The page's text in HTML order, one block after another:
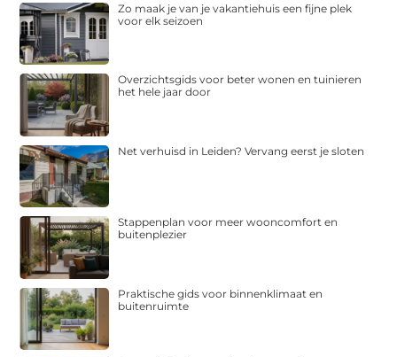
Zo maak je van je vakantiehuis een fijne plek
voor elk seizoen
Overzichtsgids voor beter wonen en tuinieren
het hele jaar door
Net verhuisd in Leiden? Vervang eerst je sloten
Stappenplan voor meer wooncomfort en
buitenplezier
Praktische gids voor binnenklimaat en
buitenruimte